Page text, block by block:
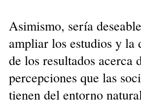
Asimismo, sería
ampliar los estudios y la
de los resultados acerca
percepciones que las
tienen del entorno